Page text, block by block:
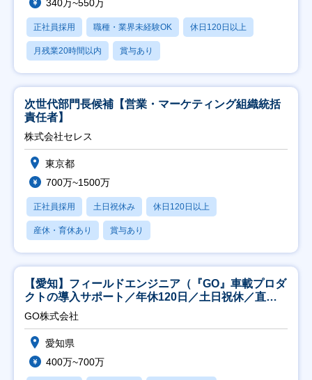
340万~550万
正社員採用 職種・業界未経験OK 休日120日以上
月残業20時間以内 賞与あり
次世代部門長候補【営業・マーケティング組織統括
責任者】
株式会社セレス
東京都
700万~1500万
正社員採用 土日祝休み 休日120日以上
産休・育休あり 賞与あり
【愛知】フィールドエンジニア（『GO』車載プロダ
クトの導入サポート／年休120日／土日祝休／直行
直帰
GO株式会社
愛知県
400万~700万